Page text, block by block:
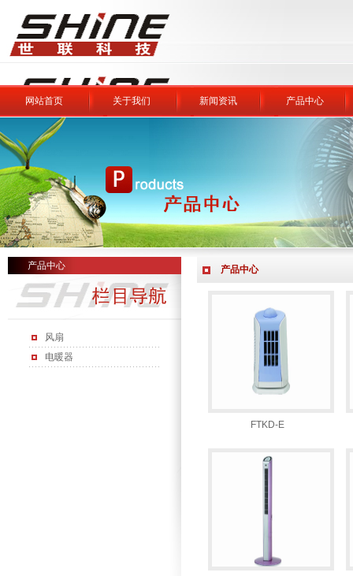
网站首页 关于我们 新闻资讯 产品中心
产品中心
风扇
电暖器
产品中心
FTKD-E